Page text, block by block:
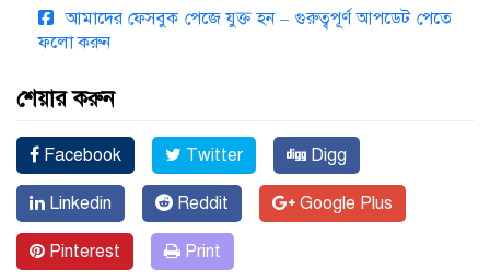
আমাদের ফেসবুক পেজে যুক্ত হন – গুরুত্বপূর্ণ আপডেট পেতে
ফলো করুন
শেয়ার করুন
Facebook Twitter Digg
Linkedin Reddit Google Plus
Pinterest Print